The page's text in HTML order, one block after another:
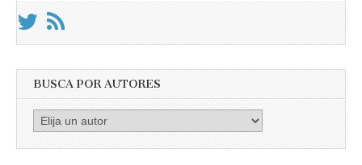
BUSCA POR AUTORES
Busca